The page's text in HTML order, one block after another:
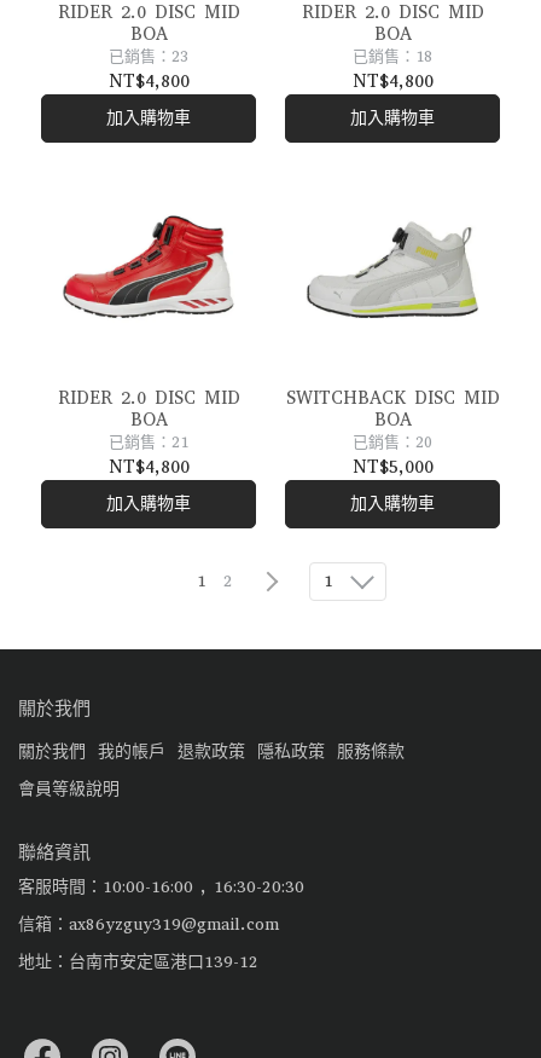
RIDER 2.0 DISC MID
BOA
已銷售：23
NT$4,800
加入購物車
RIDER 2.0 DISC MID
BOA
已銷售：18
NT$4,800
加入購物車
RIDER 2.0 DISC MID
BOA
已銷售：21
NT$4,800
加入購物車
SWITCHBACK DISC MID
BOA
已銷售：20
NT$5,000
加入購物車
1 2 1
關於我們
關於我們 我的帳戶 退款政策 隱私政策 服務條款
會員等級說明
聯絡資訊
客服時間：10:00-16:00 , 16:30-20:30
信箱：ax86yzguy319@gmail.com
地址：台南市安定區港口139-12